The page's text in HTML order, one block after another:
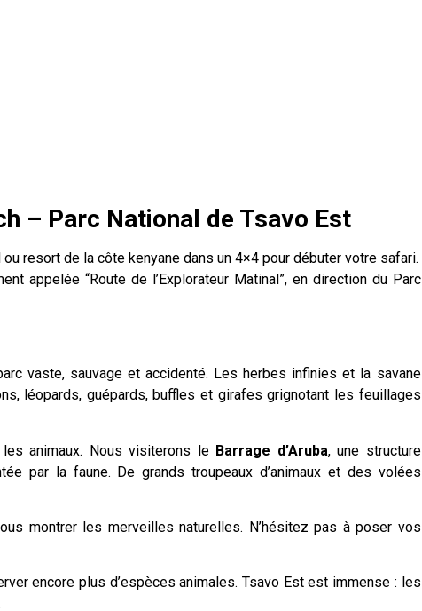
– Parc National de Tsavo Est
resort de la côte kenyane dans un 4×4 pour débuter votre safari.
appelée “Route de l’Explorateur Matinal”, en direction du Parc
vaste, sauvage et accidenté. Les herbes infinies et la savane
léopards, guépards, buffles et girafes grignotant les feuillages
animaux. Nous visiterons le Barrage d’Aruba, une structure
par la faune. De grands troupeaux d’animaux et des volées
montrer les merveilles naturelles. N’hésitez pas à poser vos
encore plus d’espèces animales. Tsavo Est est immense : les